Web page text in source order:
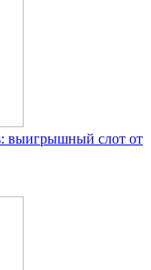
выигрышный слот от